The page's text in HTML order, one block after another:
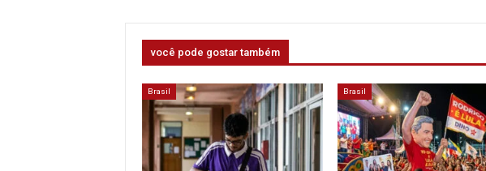
você pode gostar também
Brasil Brasil